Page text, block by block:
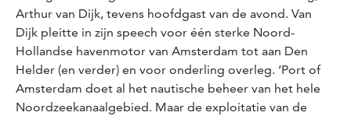
Arthur van Dijk, tevens hoofdgast van de avond. Van
Dijk pleitte in zijn speech voor één sterke Noord-
Hollandse havenmotor van Amsterdam tot aan Den
Helder (en verder) en voor onderling overleg. ‘Port of
Amsterdam doet al het nautische beheer van het hele
Noordzeekanaalgebied. Maar de exploitatie van de